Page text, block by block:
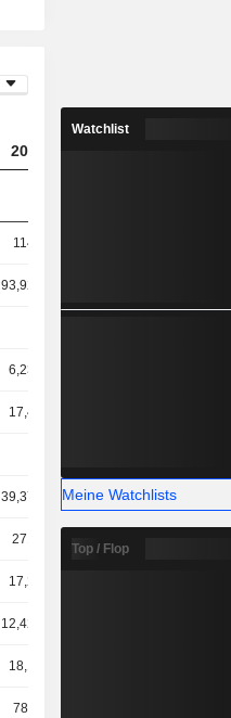
2023
114 Mrd.
93,92 Mrd.
6,23 Mrd.
17,4 Mrd.
39,37 Mrd. 52,4 Mrd. 61,82 Mrd.
271 Mrd.
17,2 Mrd.
12,42 Mrd.
18,1 Mrd.
788 Mio.
Watchlist
Meine Watchlists
Top / Flop